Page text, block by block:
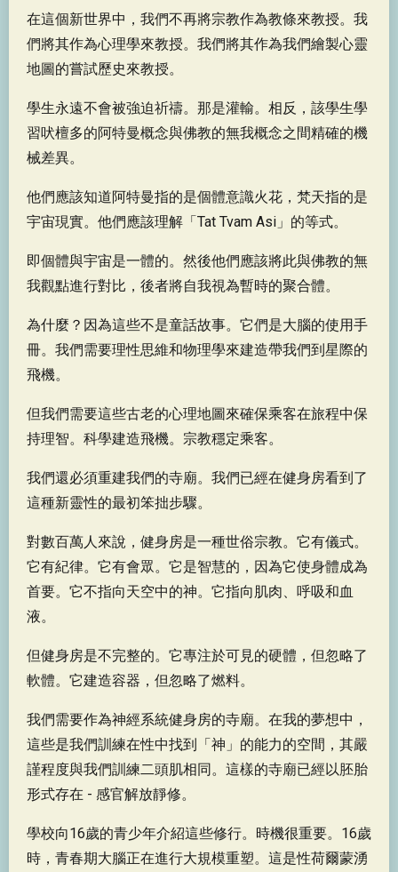
在這個新世界中，我們不再將宗教作為教條來教授。我
們將其作為心理學來教授。我們將其作為我們繪製心靈
地圖的嘗試歷史來教授。
學生永遠不會被強迫祈禱。那是灌輸。相反，該學生學
習吠檀多的阿特曼概念與佛教的無我概念之間精確的機
械差異。
他們應該知道阿特曼指的是個體意識火花，梵天指的是
宇宙現實。他們應該理解「Tat Tvam Asi」的等式。
即個體與宇宙是一體的。然後他們應該將此與佛教的無
我觀點進行對比，後者將自我視為暫時的聚合體。
為什麼？因為這些不是童話故事。它們是大腦的使用手
冊。我們需要理性思維和物理學來建造帶我們到星際的
飛機。
但我們需要這些古老的心理地圖來確保乘客在旅程中保
持理智。科學建造飛機。宗教穩定乘客。
我們還必須重建我們的寺廟。我們已經在健身房看到了
這種新靈性的最初笨拙步驟。
對數百萬人來說，健身房是一種世俗宗教。它有儀式。
它有紀律。它有會眾。它是智慧的，因為它使身體成為
首要。它不指向天空中的神。它指向肌肉、呼吸和血
液。
但健身房是不完整的。它專注於可見的硬體，但忽略了
軟體。它建造容器，但忽略了燃料。
我們需要作為神經系統健身房的寺廟。在我的夢想中，
這些是我們訓練在性中找到「神」的能力的空間，其嚴
謹程度與我們訓練二頭肌相同。這樣的寺廟已經以胚胎
形式存在 - 感官解放靜修。
學校向16歲的青少年介紹這些修行。時機很重要。16歲
時，青春期大腦正在進行大規模重塑。這是性荷爾蒙湧